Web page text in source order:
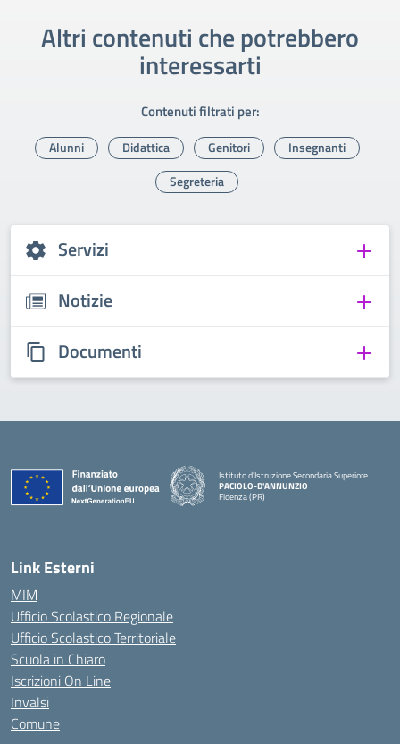
Altri contenuti che potrebbero
interessarti
Contenuti filtrati per:
Alunni Didattica Genitori
Insegnanti
Segreteria
Servizi
Notizie
Documenti
Istituto d'Istruzione Secondaria Superiore
PACIOLO-D'ANNUNZIO
Fidenza (PR)
Link Esterni
MIM
Ufficio Scolastico Regionale
Ufficio Scolastico Territoriale
Scuola in Chiaro
Iscrizioni On Line
Invalsi
Comune